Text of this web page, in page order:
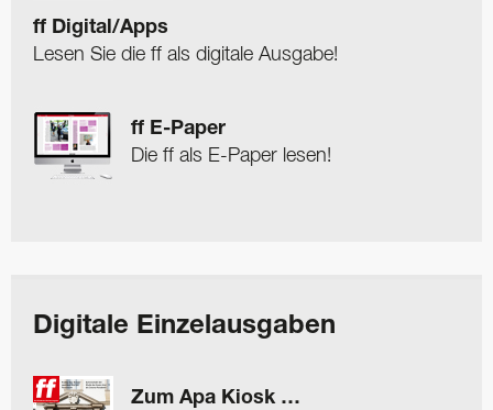
ff Digital/Apps
Lesen Sie die ff als digitale Ausgabe!
ff E-Paper
Die ff als E-Paper lesen!
Digitale Einzelausgaben
Zum Apa Kiosk …